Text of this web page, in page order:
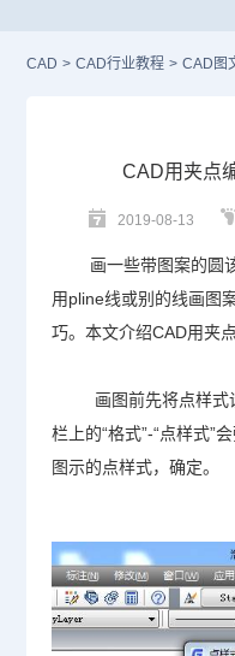
CAD > CAD行业教程 > CAD图
CAD用夹点
2019-08-13
画一些带图案的圆
用pline线或别的线画图
巧。本文介绍CAD用夹
画图前先将点样
栏上的“格式”-“点样式”
图示的点样式，确定。